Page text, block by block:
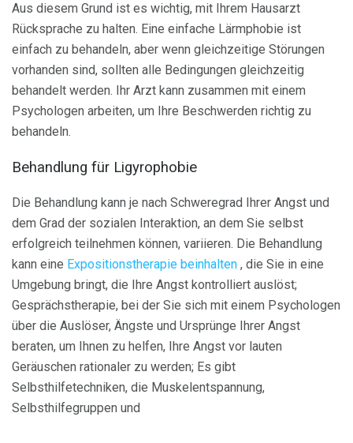
Aus diesem Grund ist es wichtig, mit Ihrem Hausarzt
Rücksprache zu halten. Eine einfache Lärmphobie ist
einfach zu behandeln, aber wenn gleichzeitige Störungen
vorhanden sind, sollten alle Bedingungen gleichzeitig
behandelt werden. Ihr Arzt kann zusammen mit einem
Psychologen arbeiten, um Ihre Beschwerden richtig zu
behandeln.
Behandlung für Ligyrophobie
Die Behandlung kann je nach Schweregrad Ihrer Angst und
dem Grad der sozialen Interaktion, an dem Sie selbst
erfolgreich teilnehmen können, variieren. Die Behandlung
kann eine Expositionstherapie beinhalten , die Sie in eine
Umgebung bringt, die Ihre Angst kontrolliert auslöst;
Gesprächstherapie, bei der Sie sich mit einem Psychologen
über die Auslöser, Ängste und Ursprünge Ihrer Angst
beraten, um Ihnen zu helfen, Ihre Angst vor lauten
Geräuschen rationaler zu werden; Es gibt
Selbsthilfetechniken, die Muskelentspannung,
Selbsthilfegruppen und